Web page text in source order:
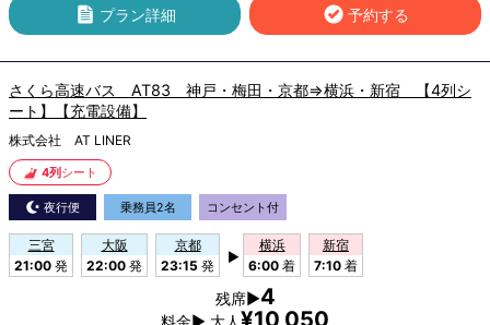
プラン詳細 予約する
さくら高速バス AT83 神戸・梅田・京都⇒横浜・新宿 【4列シ
ート】【充電設備】
株式会社 AT LINER
4列 シート
夜行便 乗務員2名 コンセント付
三宮
21:00 発
大阪
22:00 発
京都
23:15 発
▶
横浜
6:00 着
新宿
7:10 着
残席▶4
料金▶ 大人¥10,050